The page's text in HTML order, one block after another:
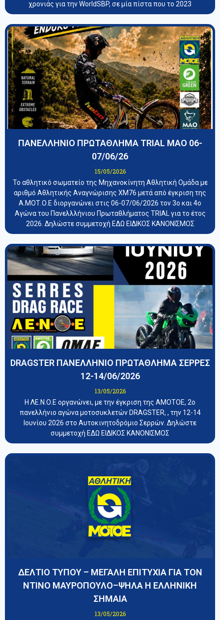
χρονιάς για την WorldSBP, σε μία πίστα που το 2023
ΠΑΝΕΛΛΗΝΙΟ ΠΡΩΤΑΘΛΗΜΑ TRIAL ΜΑΟ 06-
07/06/26
15/05/2026
Το αθλητικό σωματείο της Μηχανοκίνητη Αθλητική Ομάδα με
αριθμό Αθλητικής Αναγνώρισης ΧΜ76 μετά από έγκριση της
Α.ΜΟΤ.Ο.Ε διοργανώνει στις 06-07/06/2026 τον 3ο και 4ο
Αγώνα του Πανελλλήνιου Πρωταθλήματος TRIAL για το έτος
2026. Δηλώστε συμμετοχή ΕΔΩ ΕΙΔΙΚΟΣ ΚΑΝΟΝΙΣΜΟΣ
DRAGSTER ΠΑΝΕΛΛΗΝΙΟ ΠΡΩΤΑΘΛΗΜΑ ΣΕΡΡΕΣ
12-14/06/2026
13/05/2026
Η ΛΕ.Ν.Ο.Ε οργανώνει, με την έγκριση της ΑΜΟΤΟΕ, 2ο
πανελλήνιο αγώνα μοτοσυκλετών DRAGSTER, , την 12-14
Ιουνίου 2026 στο Αυτοκινητοδρόμιο Σερρών. Δηλώστε
συμμετοχή ΕΔΩ ΕΙΔΙΚΟΣ ΚΑΝΟΝΙΣΜΟΣ
ΔΕΛΤΙΟ ΤΥΠΟΥ – ΜΕΓΑΛΗ ΕΠΙΤΥΧΙΑ ΓΙΑ ΤΟΝ
ΝΤΙΝΟ ΜΑΥΡΟΠΟΥΛΟ–ΨΗΛΑ Η ΕΛΛΗΝΙΚΗ
ΣΗΜΑΙΑ
13/05/2026